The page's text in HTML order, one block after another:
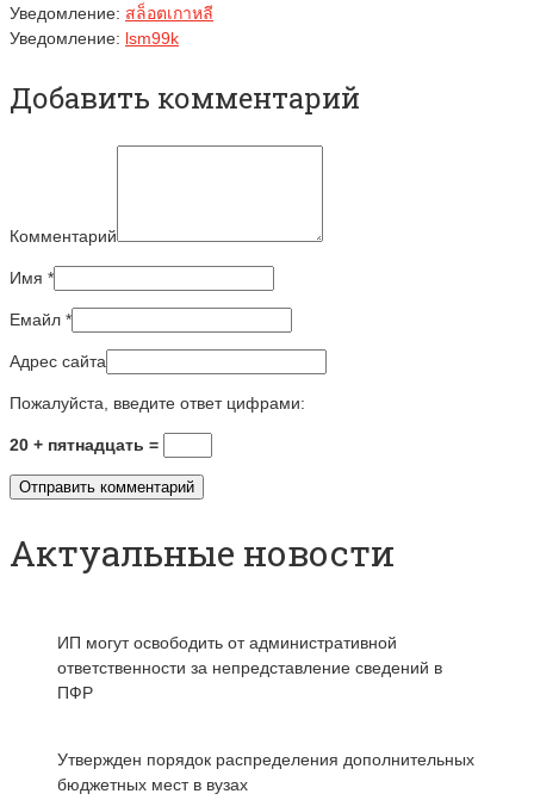
Уведомление: สล็อตเกาหลี
Уведомление: lsm99k
Добавить комментарий
Комментарий
Имя *
Емайл *
Адрес сайта
Пожалуйста, введите ответ цифрами:
20 + пятнадцать =
Актуальные новости
ИП могут освободить от административной
ответственности за непредставление сведений в
ПФР
Утвержден порядок распределения дополнительных
бюджетных мест в вузах